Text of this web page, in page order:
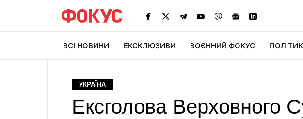
ВСІ НОВИНИ ЕКСКЛЮЗИВИ ВОЄННИЙ ФОКУС
УКРАЇНА
Ексголова Верховного